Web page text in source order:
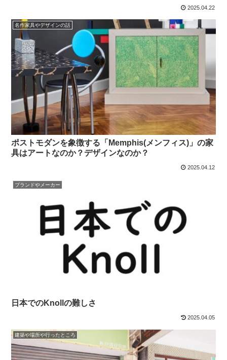
2025.04.22
名作家具やデザインの話
ポストモダンを象徴する「Memphis(メンフィス)」の家
具はアートなのか？デザインなのか？
2025.04.12
ブランドやメーカー
日本でのKnollの難しさ
2025.04.05
建築や場所や行ったところ